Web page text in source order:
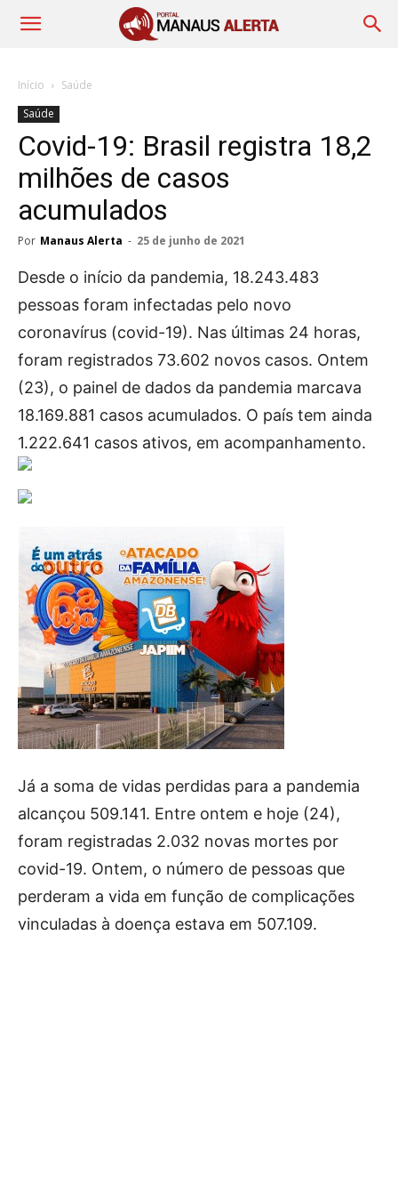
Início
Saúde
Saúde
Covid-19: Brasil registra 18,2
milhões de casos
acumulados
Por Manaus Alerta - 25 de junho de 2021
Desde o início da pandemia, 18.243.483
pessoas foram infectadas pelo novo
coronavírus (covid-19). Nas últimas 24 horas,
foram registrados 73.602 novos casos. Ontem
(23), o painel de dados da pandemia marcava
18.169.881 casos acumulados. O país tem ainda
1.222.641 casos ativos, em acompanhamento.
Já a soma de vidas perdidas para a pandemia
alcançou 509.141. Entre ontem e hoje (24),
foram registradas 2.032 novas mortes por
covid-19. Ontem, o número de pessoas que
perderam a vida em função de complicações
vinculadas à doença estava em 507.109.